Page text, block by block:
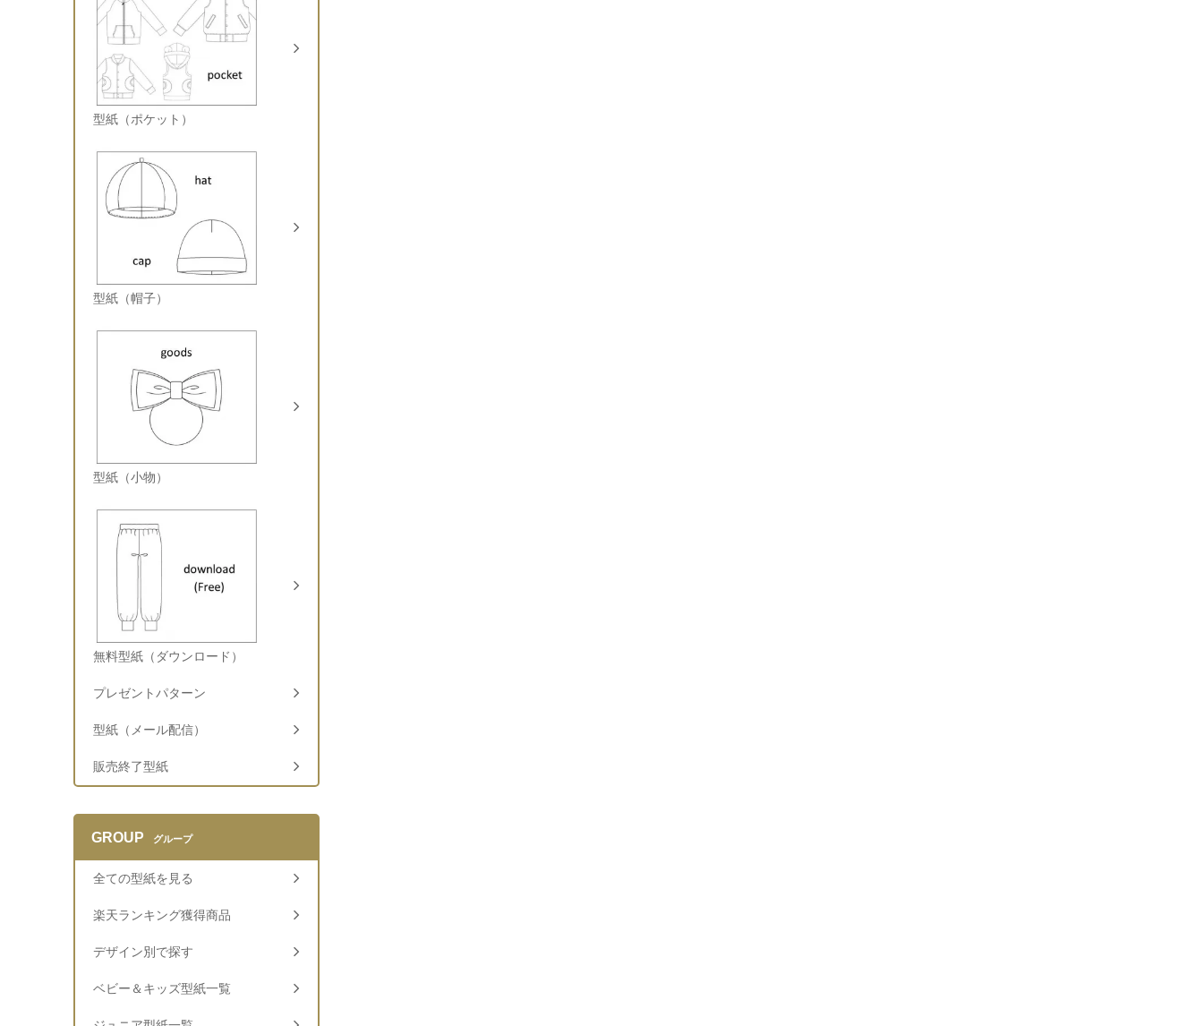
型紙（ポケット）
型紙（帽子）
型紙（小物）
無料型紙（ダウンロード）
プレゼントパターン
型紙（メール配信）
販売終了型紙
GROUP グループ
全ての型紙を見る
楽天ランキング獲得商品
デザイン別で探す
ベビー＆キッズ型紙一覧